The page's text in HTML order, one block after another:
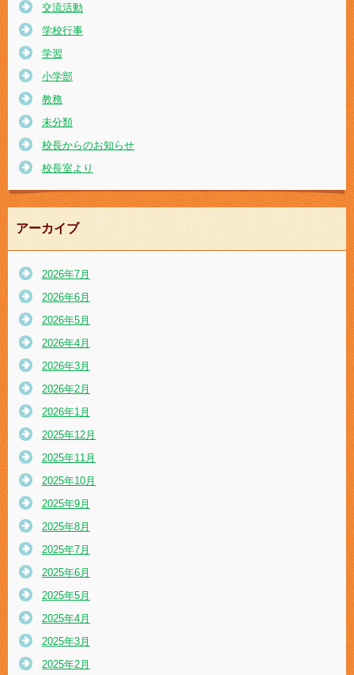
交流活動
学校行事
学習
小学部
教務
未分類
校長からのお知らせ
校長室より
アーカイブ
2026年7月
2026年6月
2026年5月
2026年4月
2026年3月
2026年2月
2026年1月
2025年12月
2025年11月
2025年10月
2025年9月
2025年8月
2025年7月
2025年6月
2025年5月
2025年4月
2025年3月
2025年2月